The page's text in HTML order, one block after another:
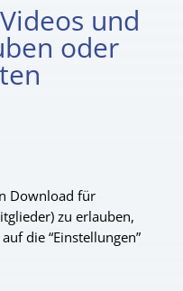
und
oder
Download für
zu erlauben,
die “Einstellungen”